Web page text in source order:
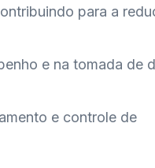
para a
e na tomada de
e controle de